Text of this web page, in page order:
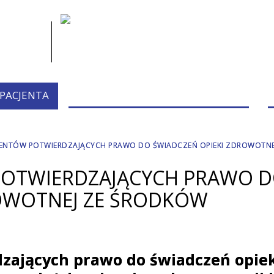
POTWIERDZAJĄCYCH PRAWO DO ŚWIADCZEŃ OPIEKI
PRAWO
ZE ŚRODKÓW
prawo do świadczeń